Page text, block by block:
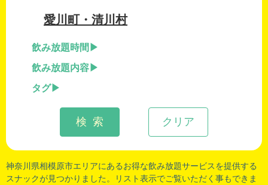
愛川町・清川村
飲み放題時間
飲み放題内容
タグ
クリア
検 索
神奈川県相模原市エリアにあるお得な飲み放題サービスを提供する
スナックが見つかりました。リスト表示でご覧いただく事もできま